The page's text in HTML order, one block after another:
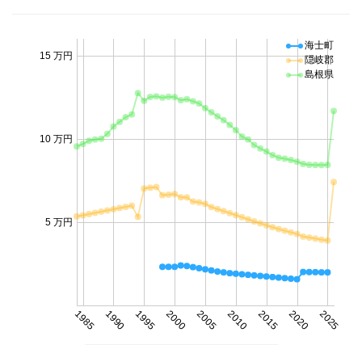
1985 1990 1995 2000 2005 2010 2015 2020 2025
5 万円
10 万円
15 万円
海士町
隠岐郡
島根県